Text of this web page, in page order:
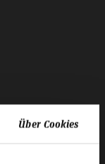
Über Cookies